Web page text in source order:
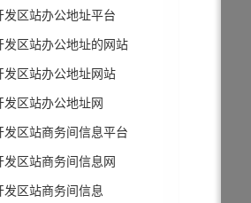
区站办公地址平台
发区站办公地址的网站
发区站办公地址网站
区站办公地址网
区站商务间信息平台
区站商务间信息网
区站商务间信息